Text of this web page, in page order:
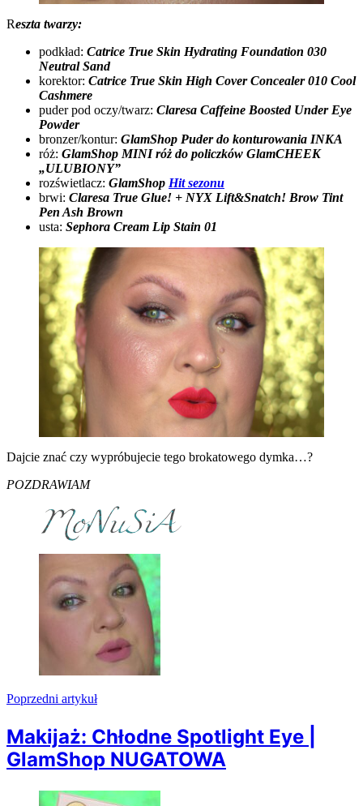
Reszta twarzy:
podkład: Catrice True Skin Hydrating Foundation 030
Neutral Sand
korektor: Catrice True Skin High Cover Concealer 010 Cool
Cashmere
puder pod oczy/twarz: Claresa Caffeine Boosted Under Eye
Powder
bronzer/kontur: GlamShop Puder do konturowania INKA
róż: GlamShop MINI róż do policzków GlamCHEEK
„ULUBIONY”
rozświetlacz: GlamShop Hit sezonu
brwi: Claresa True Glue! + NYX Lift&Snatch! Brow Tint
Pen Ash Brown
usta: Sephora Cream Lip Stain 01
Dajcie znać czy wypróbujecie tego brokatowego dymka…?
POZDRAWIAM
Nawigacja
wpisu
Poprzedni artykuł
Makijaż: Chłodne Spotlight Eye |
GlamShop NUGATOWA